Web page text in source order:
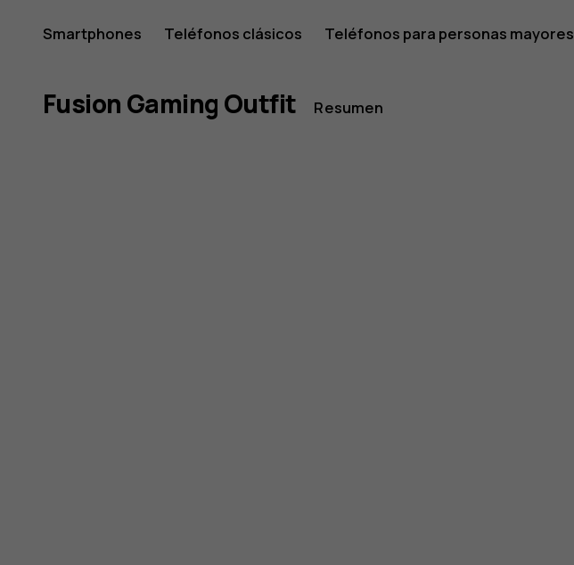
HMD
Fusion
Smartphones Teléfonos clásicos Teléfonos para personas mayores
Fusion Gaming Outfit Resumen